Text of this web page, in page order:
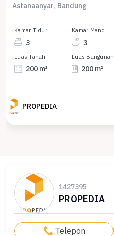
Astanaanyar, Bandung
Kamar Tidur
3
Kamar Mandi
3
Luas Tanah
200 m²
Luas Bangunan
200 m²
PROPEDIA
1427395
PROPEDIA
Telepon